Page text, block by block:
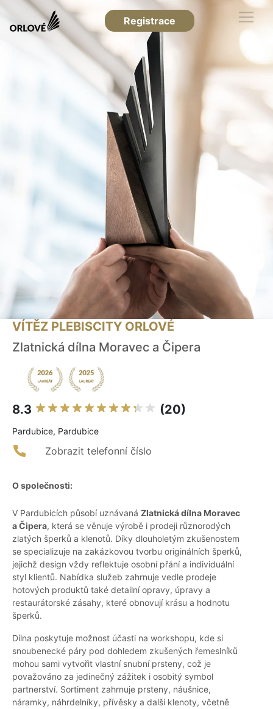
Registrace
VÍTĚZ PLEBISCITY ORLOVÉ
Zlatnická dílna Moravec a Čipera
8.3 (20)
Pardubice, Pardubice
Zobrazit telefonní číslo
O společnosti:
V Pardubicích působí uznávaná Zlatnická dílna Moravec
a Čipera, která se věnuje výrobě i prodeji různorodých
zlatých šperků a klenotů. Díky dlouholetým zkušenostem
se specializuje na zakázkovou tvorbu originálních šperků,
jejichž design vždy reflektuje osobní přání a individuální
styl klientů. Nabídka služeb zahrnuje vedle prodeje
hotových produktů také detailní opravy, úpravy a
restaurátorské zásahy, které obnovují krásu a hodnotu
šperků.
Dílna poskytuje možnost účasti na workshopu, kde si
snoubenecké páry pod dohledem zkušených řemeslníků
mohou sami vytvořit vlastní snubní prsteny, což je
považováno za jedinečný zážitek i osobitý symbol
partnerství. Sortiment zahrnuje prsteny, náušnice,
náramky, náhrdelníky, přívěsky a další klenoty, včetně